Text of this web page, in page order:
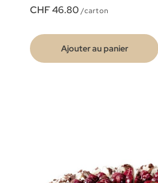
CHF 46.80 /carton
Ajouter au panier